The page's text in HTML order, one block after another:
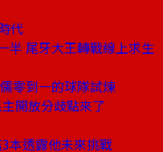
代
半 尾牙大王轉戰線上求生
零到一的球隊試煉
開放分歧點來了
本透露他未來挑戰